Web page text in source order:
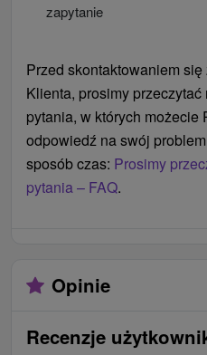
zapytanie
Przed skontaktowaniem
Klienta, prosimy
pytania, w których możecie
odpowiedź na swój
sposób czas: Prosimy
pytania – FAQ.
Opinie
Recenzje